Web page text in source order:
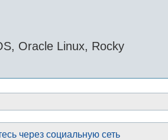
Oracle Linux, Rocky
через социальную сеть